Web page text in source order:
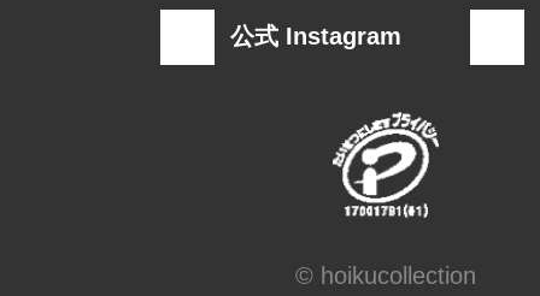
公式 Instagram
© hoikucollection